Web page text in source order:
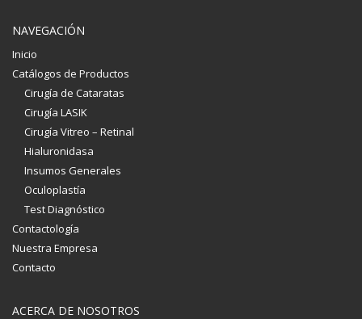
NAVEGACIÓN
Inicio
Catálogos de Productos
Cirugía de Cataratas
Cirugía LASIK
Cirugía Vitreo – Retinal
Hialuronidasa
Insumos Generales
Oculoplastía
Test Diagnóstico
Contactología
Nuestra Empresa
Contacto
ACERCA DE NOSOTROS